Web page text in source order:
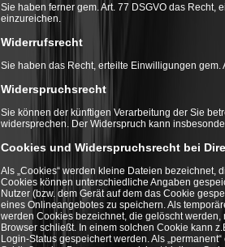
Sie haben ferner gem. Art. 77 DSGVO das
einzureichen.
Widerrufsrecht
Sie haben das Recht, erteilte Einwilligungen gem.
Widerspruchsrecht
Sie können der künftigen Verarbeitung der Sie
widersprechen. Der Widerspruch kann
Cookies und Widerspruchsrecht bei
Als „Cookies“ werden kleine Dateien bezeichnet,
Cookies können unterschiedliche Angaben
Nutzer (bzw. dem Gerät auf dem das Cookie
eines Onlineangebotes zu speichern. Als
werden Cookies bezeichnet, die gelöscht
Browser schließt. In einem solchen Cookie kann
Login-Status gespeichert werden. Als